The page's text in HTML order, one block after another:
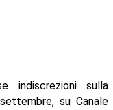
indiscrezioni sulla
su Canale